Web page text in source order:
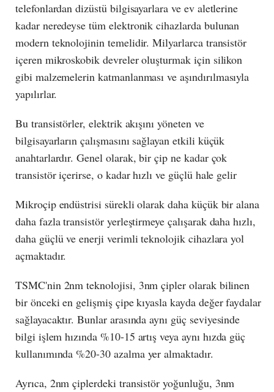
telefonlardan dizüstü bilgisayarlara ve ev aletlerine
kadar neredeyse tüm elektronik cihazlarda bulunan
modern teknolojinin temelidir. Milyarlarca transistör
içeren mikroskobik devreler oluşturmak için silikon
gibi malzemelerin katmanlanması ve aşındırılmasıyla
yapılırlar.
Bu transistörler, elektrik akışını yöneten ve
bilgisayarların çalışmasını sağlayan etkili küçük
anahtarlardır. Genel olarak, bir çip ne kadar çok
transistör içerirse, o kadar hızlı ve güçlü hale gelir
Mikroçip endüstrisi sürekli olarak daha küçük bir alana
daha fazla transistör yerleştirmeye çalışarak daha hızlı,
daha güçlü ve enerji verimli teknolojik cihazlara yol
açmaktadır.
TSMC'nin 2nm teknolojisi, 3nm çipler olarak bilinen
bir önceki en gelişmiş çipe kıyasla kayda değer faydalar
sağlayacaktır. Bunlar arasında aynı güç seviyesinde
bilgi işlem hızında %10-15 artış veya aynı hızda güç
kullanımında %20-30 azalma yer almaktadır.
Ayrıca, 2nm çiplerdeki transistör yoğunluğu, 3nm